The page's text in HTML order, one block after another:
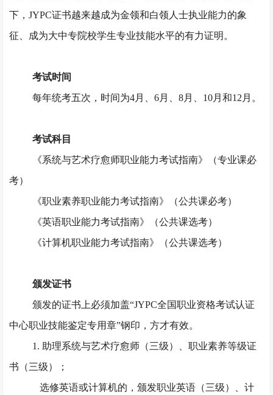
下，JYPC证书越来越成为金领和白领人士执业能力的象
征、成为大中专院校学生专业技能水平的有力证明。
考试时间
每年统考五次，时间为4月、6月、8月、10月和12月。
考试科目
《系统与艺术疗愈师职业能力考试指南》（专业课必
考）
《职业素养职业能力考试指南》（公共课必考）
《英语职业能力考试指南》（公共课选考）
《计算机职业能力考试指南》（公共课选考）
颁发证书
颁发的证书上必须加盖“JYPC全国职业资格考试认证
中心职业技能鉴定专用章”钢印，方才有效。
1. 助理系统与艺术疗愈师（三级）、职业素养等级证
书（三级）；
选修英语或计算机的，颁发职业英语（三级）、计